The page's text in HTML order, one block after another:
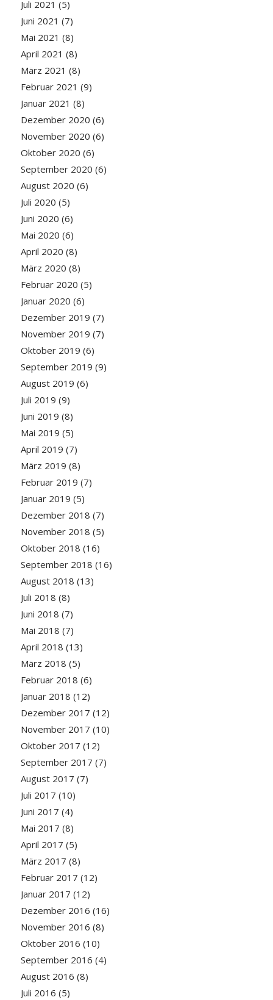
Juli 2021 (5)
Juni 2021 (7)
Mai 2021 (8)
April 2021 (8)
März 2021 (8)
Februar 2021 (9)
Januar 2021 (8)
Dezember 2020 (6)
November 2020 (6)
Oktober 2020 (6)
September 2020 (6)
August 2020 (6)
Juli 2020 (5)
Juni 2020 (6)
Mai 2020 (6)
April 2020 (8)
März 2020 (8)
Februar 2020 (5)
Januar 2020 (6)
Dezember 2019 (7)
November 2019 (7)
Oktober 2019 (6)
September 2019 (9)
August 2019 (6)
Juli 2019 (9)
Juni 2019 (8)
Mai 2019 (5)
April 2019 (7)
März 2019 (8)
Februar 2019 (7)
Januar 2019 (5)
Dezember 2018 (7)
November 2018 (5)
Oktober 2018 (16)
September 2018 (16)
August 2018 (13)
Juli 2018 (8)
Juni 2018 (7)
Mai 2018 (7)
April 2018 (13)
März 2018 (5)
Februar 2018 (6)
Januar 2018 (12)
Dezember 2017 (12)
November 2017 (10)
Oktober 2017 (12)
September 2017 (7)
August 2017 (7)
Juli 2017 (10)
Juni 2017 (4)
Mai 2017 (8)
April 2017 (5)
März 2017 (8)
Februar 2017 (12)
Januar 2017 (12)
Dezember 2016 (16)
November 2016 (8)
Oktober 2016 (10)
September 2016 (4)
August 2016 (8)
Juli 2016 (5)